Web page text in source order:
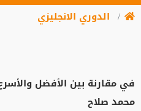
الدوري الانجليزي
في مقارنة بين الأفضل
محمد صلاح